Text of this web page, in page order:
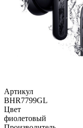
Артикул
BHR7799GL
Цвет
фиолетовый